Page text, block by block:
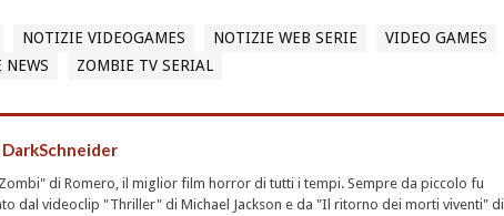
NOTIZIE VIDEOGAMES NOTIZIE WEB SERIE
VIDEO GAMES
NEWS ZOMBIE TV SERIAL
DarkSchneider
di Romero, il miglior film horror di tutti i tempi. Sempre da piccolo fu
dal videoclip "Thriller" di Michael Jackson e da "Il ritorno dei morti viventi" di